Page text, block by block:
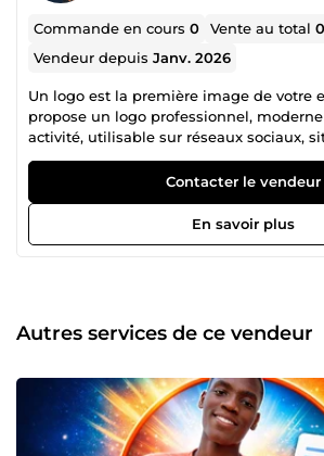
Commande en cours0 Vente au total0
Vendeur depuisJanv. 2026
Un logo est la première image de votre
propose un logo professionnel,
activité, utilisable sur réseaux sociaux,
impression. ✅ Convient aux :
entreprises startups marquesContacter le vendeur
En savoir plus
Autres services de ce vendeur